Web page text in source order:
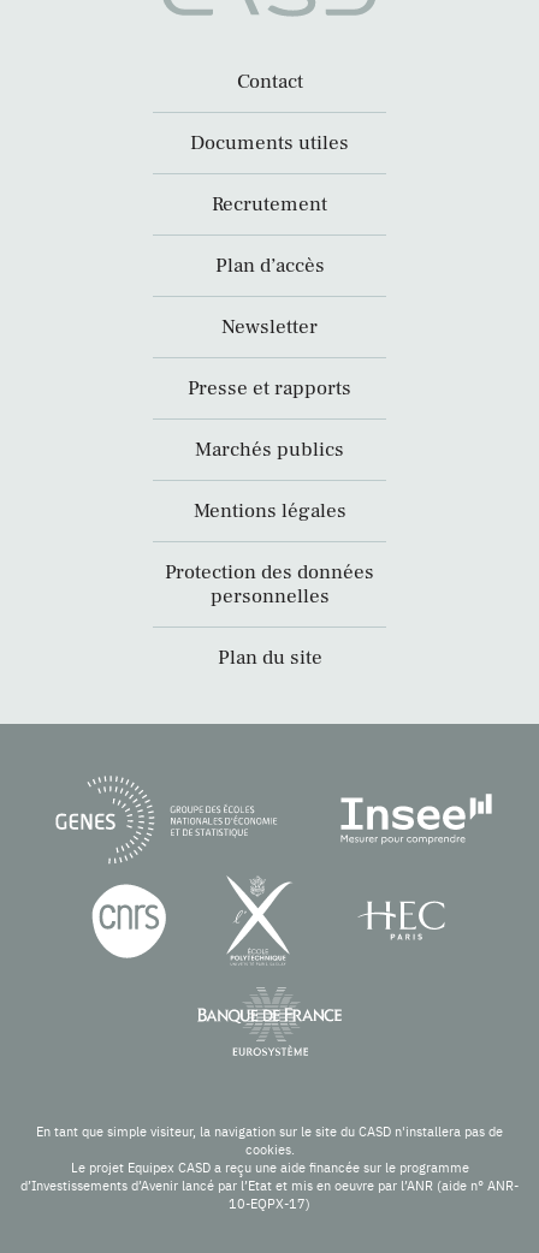
Contact
Documents utiles
Recrutement
Plan d’accès
Newsletter
Presse et rapports
Marchés publics
Mentions légales
Protection des données
personnelles
Plan du site
En tant que simple visiteur, la navigation sur le site du CASD n'installera pas de
cookies.
Le projet Equipex CASD a reçu une aide financée sur le programme
d’Investissements d’Avenir lancé par l’Etat et mis en oeuvre par l’ANR (aide n° ANR-
10-EQPX-17)